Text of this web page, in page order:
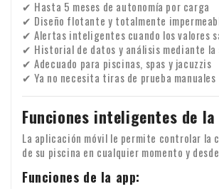
✔ Hasta 5 meses de autonomía por carga
✔ Diseño flotante y totalmente
✔ Alertas inteligentes cuando los valores
✔ Historial de datos y análisis mediante la
✔ Adecuado para piscinas, spas y jacuzzis
✔ Ya no necesita tiras de prueba manuales
Funciones inteligentes de la
La aplicación móvil le permite controlar la
de su piscina en cualquier momento y
Funciones de la app: